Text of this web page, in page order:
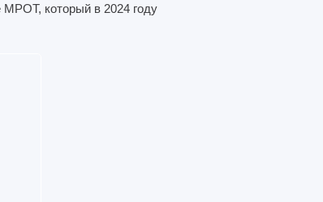
МРОТ, который в 2024 году